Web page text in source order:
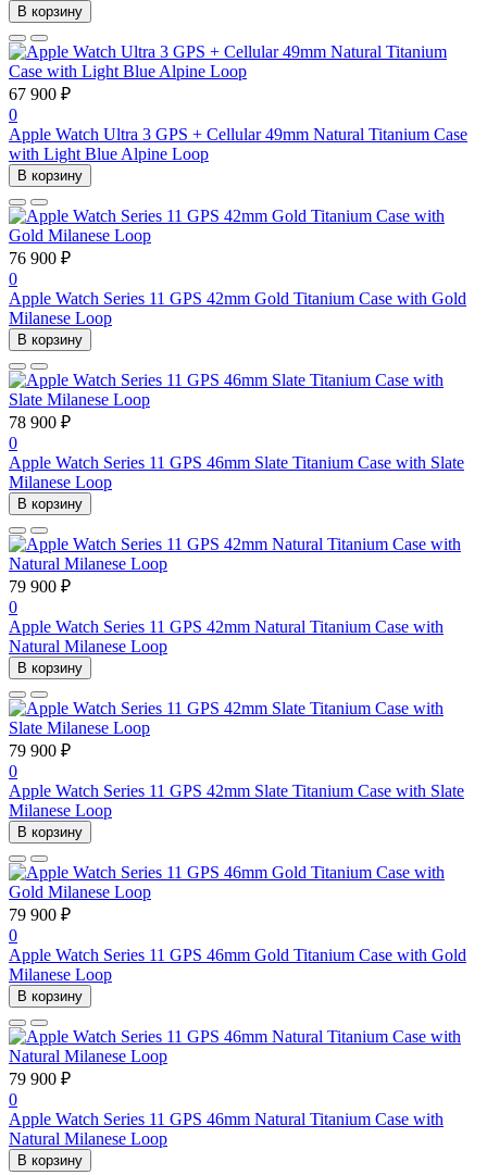
В корзину
67 900 ₽
0
Apple Watch Ultra 3 GPS + Cellular 49mm Natural Titanium Case
with Light Blue Alpine Loop
В корзину
76 900 ₽
0
Apple Watch Series 11 GPS 42mm Gold Titanium Case with Gold
Milanese Loop
В корзину
78 900 ₽
0
Apple Watch Series 11 GPS 46mm Slate Titanium Case with Slate
Milanese Loop
В корзину
79 900 ₽
0
Apple Watch Series 11 GPS 42mm Natural Titanium Case with
Natural Milanese Loop
В корзину
79 900 ₽
0
Apple Watch Series 11 GPS 42mm Slate Titanium Case with Slate
Milanese Loop
В корзину
79 900 ₽
0
Apple Watch Series 11 GPS 46mm Gold Titanium Case with Gold
Milanese Loop
В корзину
79 900 ₽
0
Apple Watch Series 11 GPS 46mm Natural Titanium Case with
Natural Milanese Loop
В корзину